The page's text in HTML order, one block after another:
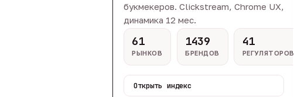
букмекеров. Clickstream, Chrome UX,
динамика 12 мес.
61
РЫНКОВ
1439
БРЕНДОВ
41
РЕГУЛЯТОРОВ
Открыть индекс